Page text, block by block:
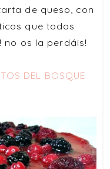
de queso, con
que todos
no os la perdáis!
DEL BOSQUE